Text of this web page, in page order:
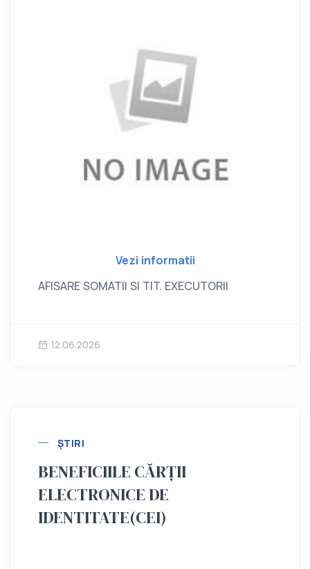
Vezi informatii
AFISARE SOMATII SI TIT. EXECUTORII
12.06.2026
ȘTIRI
BENEFICIILE CĂRȚII
ELECTRONICE DE
IDENTITATE(CEI)